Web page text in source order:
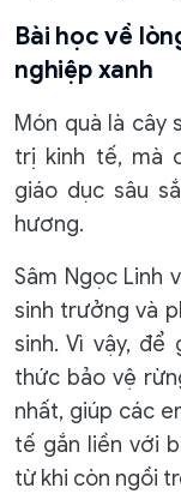
Bài học về
nghiệp xanh
Món quà là cây
trị kinh tế, mà
giáo dục sâu
hương.
Sâm Ngọc Linh
sinh trưởng và
sinh. Vì vậy,
thức bảo vệ
nhất, giúp các
tế gắn liền với
từ khi còn ngồi